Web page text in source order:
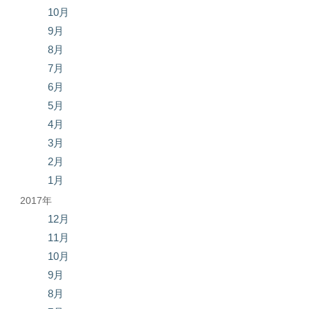
10月
9月
8月
7月
6月
5月
4月
3月
2月
1月
2017年
12月
11月
10月
9月
8月